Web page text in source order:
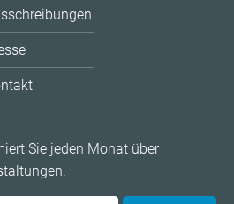
Sie jeden Monat über